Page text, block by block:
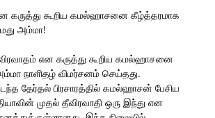
கருத்து கூறிய கமல்ஹாசனை கீழ்த்தரமாக
அம்மா!
என கருத்து கூறிய கமல்ஹாசனை
நாளிதழ் விமர்சனம் செய்தது.
தேர்தல் பிரசாரத்தில் கமல்ஹாசன் பேசிய
முதல் தீவிரவாதி ஒரு இந்து என